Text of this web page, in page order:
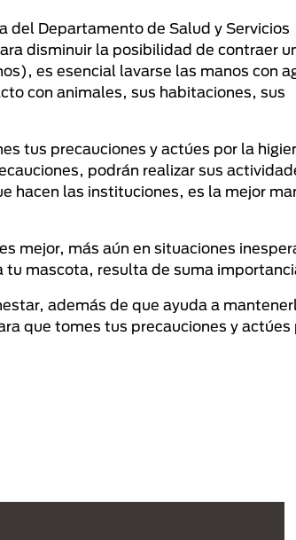
del Departamento de Salud y Servicios
disminuir la posibilidad de contraer
es esencial lavarse las manos con
con animales, sus habitaciones, sus
tus precauciones y actúes por la
podrán realizar sus
hacen las instituciones, es la mejor
mejor, más aún en situaciones
tu mascota, resulta de suma
además de que ayuda a
que tomes tus precauciones y actúes